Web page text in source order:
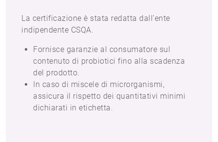
La certificazione è stata redatta dall’ente
indipendente CSQA.
Fornisce garanzie al consumatore sul
contenuto di probiotici fino alla scadenza
del prodotto.
In caso di miscele di microrganismi,
assicura il rispetto dei quantitativi minimi
dichiarati in etichetta.